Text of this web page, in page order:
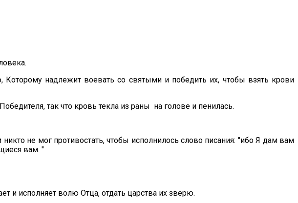
надлежит воевать со святыми и победить их, чтобы взять крови
так что кровь текла из раны на голове и пенилась.
не мог противостать, чтобы исполнилось слово писания: "ибо Я дам вам
вам. "
и исполняет волю Отца, отдать царства их зверю.